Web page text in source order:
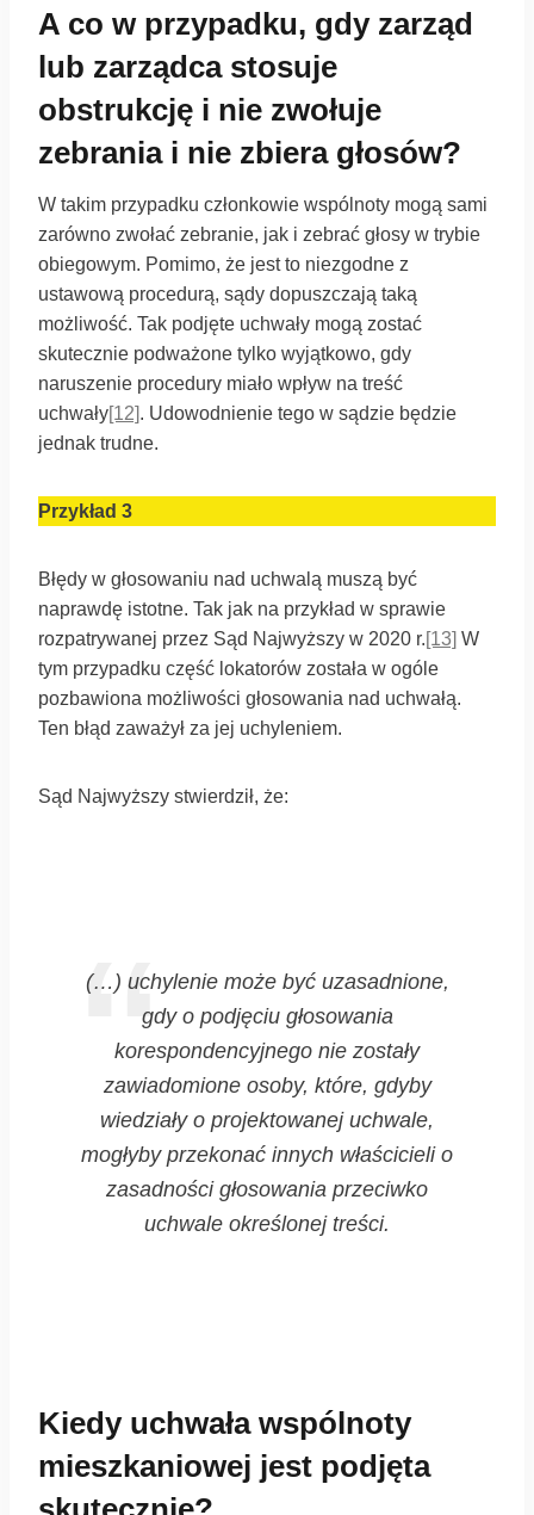
A co w przypadku, gdy zarząd
lub zarządca stosuje
obstrukcję i nie zwołuje
zebrania i nie zbiera głosów?
W takim przypadku członkowie wspólnoty mogą sami
zarówno zwołać zebranie, jak i zebrać głosy w trybie
obiegowym. Pomimo, że jest to niezgodne z
ustawową procedurą, sądy dopuszczają taką
możliwość. Tak podjęte uchwały mogą zostać
skutecznie podważone tylko wyjątkowo, gdy
naruszenie procedury miało wpływ na treść
uchwały[12]. Udowodnienie tego w sądzie będzie
jednak trudne.
Przykład 3
Błędy w głosowaniu nad uchwalą muszą być
naprawdę istotne. Tak jak na przykład w sprawie
rozpatrywanej przez Sąd Najwyższy w 2020 r.[13] W
tym przypadku część lokatorów została w ogóle
pozbawiona możliwości głosowania nad uchwałą.
Ten błąd zaważył za jej uchyleniem.
Sąd Najwyższy stwierdził, że:
(…) uchylenie może być uzasadnione,
gdy o podjęciu głosowania
korespondencyjnego nie zostały
zawiadomione osoby, które, gdyby
wiedziały o projektowanej uchwale,
mogłyby przekonać innych właścicieli o
zasadności głosowania przeciwko
uchwale określonej treści.
Kiedy uchwała wspólnoty
mieszkaniowej jest podjęta